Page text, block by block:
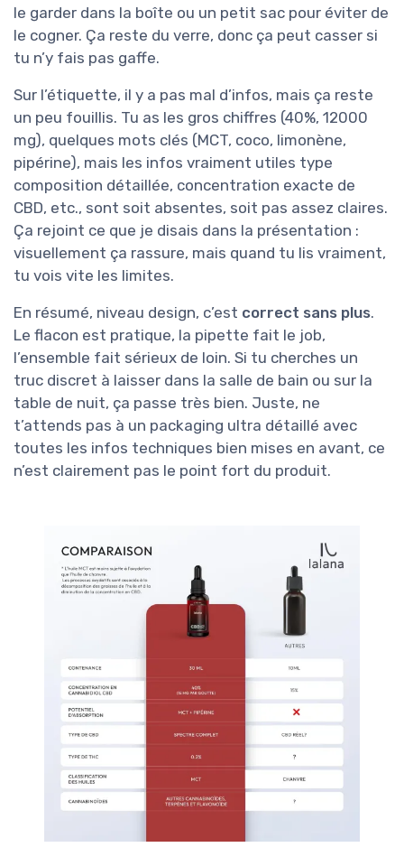
le garder dans la boîte ou un petit sac pour éviter de
le cogner. Ça reste du verre, donc ça peut casser si
tu n’y fais pas gaffe.
Sur l’étiquette, il y a pas mal d’infos, mais ça reste
un peu fouillis. Tu as les gros chiffres (40%, 12000
mg), quelques mots clés (MCT, coco, limonène,
pipérine), mais les infos vraiment utiles type
composition détaillée, concentration exacte de
CBD, etc., sont soit absentes, soit pas assez claires.
Ça rejoint ce que je disais dans la présentation :
visuellement ça rassure, mais quand tu lis vraiment,
tu vois vite les limites.
En résumé, niveau design, c’est correct sans plus.
Le flacon est pratique, la pipette fait le job,
l’ensemble fait sérieux de loin. Si tu cherches un
truc discret à laisser dans la salle de bain ou sur la
table de nuit, ça passe très bien. Juste, ne
t’attends pas à un packaging ultra détaillé avec
toutes les infos techniques bien mises en avant, ce
n’est clairement pas le point fort du produit.